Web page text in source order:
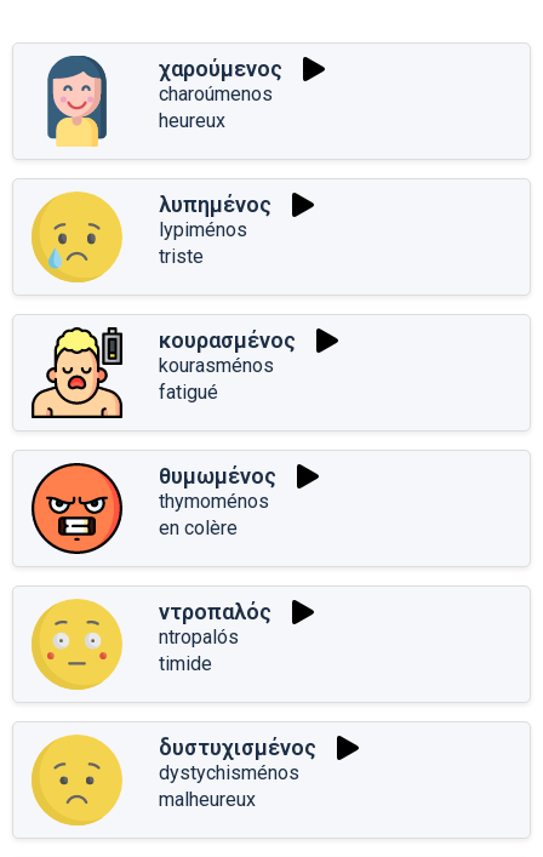
χαρούμενος
charoúmenos
heureux
λυπημένος
lypiménos
triste
κουρασμένος
kourasménos
fatigué
θυμωμένος
thymoménos
en colère
ντροπαλός
ntropalós
timide
δυστυχισμένος
dystychisménos
malheureux